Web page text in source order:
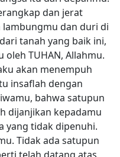
dan jerat
dan duri di
tanah yang baik ini,
TUHAN, Allahmu.
akan menempuh
insaflah dengan
bahwa satupun
dijanjikan kepadamu
yang tidak dipenuhi.
Tidak ada satupun